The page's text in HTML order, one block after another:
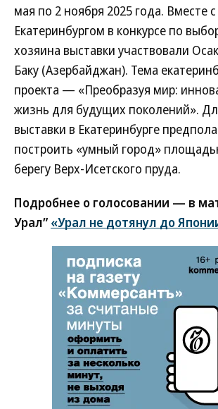
мая по 2 ноября 2025 года. Вместе с
Екатеринбургом в конкурсе по
хозяина выставки участвовали
Баку (Азербайджан). Тема
проекта — «Преобразуя мир:
жизнь для будущих поколений».
выставки в Екатеринбурге
построить «умный город»
берегу Верх-Исетского пруда.
Подробнее о голосовании — в
Урал” «Урал не дотянул до